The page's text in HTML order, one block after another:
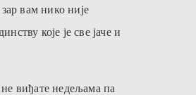
вам нико није
које је све јаче и
виђате недељама па